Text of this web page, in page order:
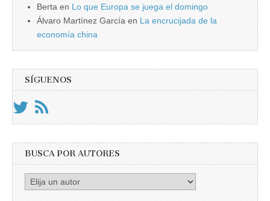
Berta en Lo que Europa se juega el domingo
Álvaro Martínez García en La encrucijada de la
economía china
SÍGUENOS
BUSCA POR AUTORES
Busca